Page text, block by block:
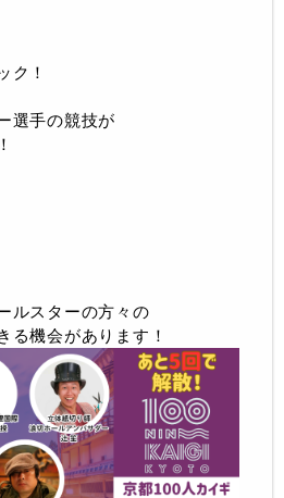
ク！
選手の競技が
ルスターの方々の
る機会があります！